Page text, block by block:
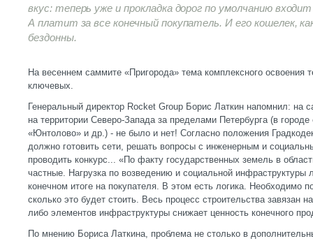
вкус: теперь уже и прокладка дорог по умолчанию
А платит за все конечный покупатель. И его кошелек,
бездонны.
На весеннем саммите «Пригорода» тема комплексного освоения
ключевых.
Генеральный директор Rocket Group Борис Латкин напомнил: на
на территории Северо-Запада за пределами Петербурга (в
«Юнтолово» и др.) - не было и нет! Согласно положения
должно готовить сети, решать вопросы с инженерным и
проводить конкурс... «По факту государственных земель в
частные. Нагрузка по возведению и социальной инфраструктуры
конечном итоге на покупателя. В этом есть логика. Необходимо
сколько это будет стоить. Весь процесс строительства завязан
либо элементов инфраструктуры снижает ценность конечного
По мнению Бориса Латкина, проблема не столько в